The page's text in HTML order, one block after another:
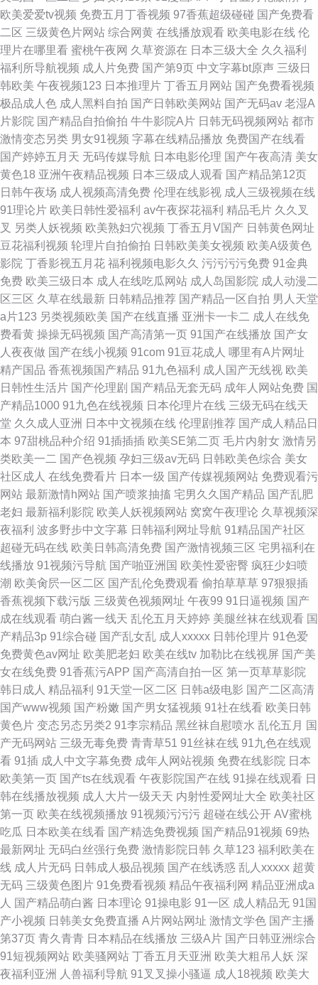
欧美爱爱tv视频 免费五月丁香视频 97香蕉超级碰碰 国产免费看
二区 三级黄色片网站 综合网黄 在线播放观看 欧美电影在线 伦
理片在哪里看 蜜桃午夜网 久草资源在 日本三级大全 久久福利
福利所导航视频 成人片免费 国产第9页 中文字幕bt原声 三级日
韩欧美 午夜视频123 日本推理片 丁香五月网站 国产免费看视频
极品成人色 成人黑料自拍 国产日韩欧美网站 国产无码av 老湿A
片影院 国产精品自拍偷拍 牛牛影院A片 日韩无码视频网站 都市
激情变态另类 男女91视频 字幕在线精品播放 免费国产在线看
国产婷婷五月天 无码传媒导航 日本电影伦理 国产午夜高清 美女
黄色18 亚洲午夜精品视频 日本三级成人观看 国产精品第12页
日韩午夜场 成人视频高清免费 伦理在线影视 成人三级视频在线
91理论片 欧美日韩性爱福利 av午夜探花福利 精品毛片 久久叉
叉 另类人妖视频 欧美熟妇穴视频 丁香五月V国产 日韩黄色网址
豆花福利视频 轮理片自拍偷拍 日韩欧美美女视频 欧美A级黄色
影院 丁香影视五月花 福利视频电影久久 污污污污免费 91金典
免费 欧美三级日本 成人在线吃瓜网站 成人岛国影院 成人动漫二
区三区 久草在线最新 日韩精品推荐 国产精品一区自拍 男人天堂
a片123 另类视频欧美 国产在线直播 亚洲卡一卡二 成人在线免
费看黄 操操无码视频 国产高清第一页 91国产在线播放 国产女
人夜夜做 国产在线小视频 91com 91豆花成人 哪里有A片网址
精产国品 香蕉视频国产精品 91九色福利 成人国产无线视 欧美
日韩性生活片 国产伦理剧 国产精品无套无码 成年人网站免费 国
产精品1000 91九色在线视频 日本伦理片在线 三级无码在线天
堂 久久成人亚洲 日本中文视频在线 伦理剧推荐 国产成人精品日
本 97甜桃品种介绍 91插插插 欧美SE第二页 毛片内射女 激情另
类欧美一二 国产色视频 孕妇三级av无码 日韩欧美色综合 美女
社区成人 在线免费看片 日本一级 国产传媒视频网站 免费观看污
网站 最新激情h网站 国产喷浆抽搐 宅男久久国产精品 国产乱肥
老妇 最新福利影院 欧美人妖视频网站 窝窝午夜理论 久草视频深
夜福利 波多野步中文字幕 日韩福利网址导航 91精品国产社区
超碰无码在线 欧美日韩高清免费 国产激情视频三区 宅男福利在
线播放 91视频污导航 国产啪亚洲国 欧美性爱密臀 疯狂少妇喷
潮 欧美肏屄一区二区 国产乱伦免费观看 偷拍草草草 97狠狠插
香蕉视频下载污版 三级黄色视频网址 午夜99 91日逼视频 国产
成在线观看 萌白酱一线天 乱伦五月天婷婷 美腿丝袜在线观看 国
产精品3p 91综合碰 国产乱女乱 成人xxxxx 日韩伦理片 91色爱
免费黄色av网址 欧美肥老妇 欧美在线tv 加勒比在线视屏 国产美
女在线免费 91香蕉污APP 国产高清自拍一区 第一页草草影院
韩日成人 精品福利 91天堂一区二区 日韩a级电影 国产二区高清
国产www视频 国产粉嫩 国产男女猛视频 91社在线看 欧美日韩
黄色片 变态另态另类2 91李宗精品 黑丝袜自慰喷水 乱伦五月 国
产无码网站 三级无毒免费 青青草51 91丝袜在线 91九色在线观
看 91插 成人中文字幕免费 成年人网站视频 免费在线影院 日本
欧美第一页 国产ts在线观看 午夜影院国产在线 91操在线观看 日
韩在线播放视频 成人大片一级天天 内射性爱网址大全 欧美社区
第一页 欧美在线视频播放 91视频污污污 超碰在线公开 AV蜜桃
吃瓜 日本欧美在线看 国产精选免费视频 国产精品91视频 69热
最新网址 无码白丝强行免费 激情影院日韩 久草123 福利欧美在
线 成人片无码 日韩成人极品视频 国产在线诱惑 乱人xxxxx 超黄
无码 三级黄色图片 91免费看视频 精品午夜福利网 精品亚洲成a
人 国产精品萌白酱 日本理论 91操电影 91一区 成人精品无 91国
产小视频 日韩美女免费直播 A片网站网址 激情文学色 国产主播
第37页 青久青青 日本精品在线播放 三级A片 国产日韩亚洲综合
91短视频网站 欧美骚网站 丁香五月天亚洲 欧美大粗吊人妖 深
夜福利亚洲
人兽福利导航 91叉叉操小骚逼 成人18视频 欧美大